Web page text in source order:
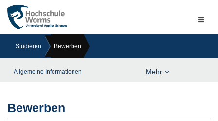
Studieren Bewerben
Allgemeine Informationen Mehr
Bewerben